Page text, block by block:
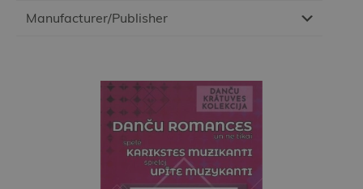
Manufacturer/Publisher